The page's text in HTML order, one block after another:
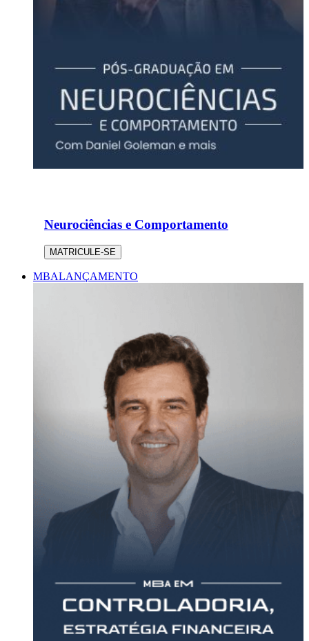
Neurociências e Comportamento
MATRICULE-SE
MBALANÇAMENTO